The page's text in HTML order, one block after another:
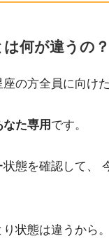
何が違うの？
の方全員に向け
なた専用 です。
態を確認して、
り状態は違うから